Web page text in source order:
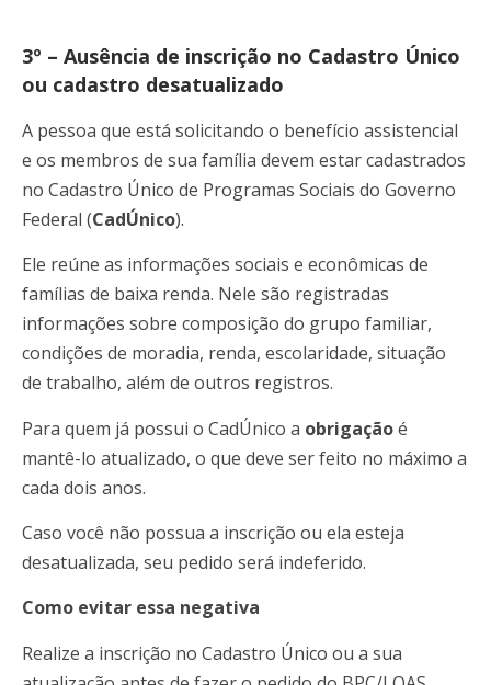
3º – Ausência de inscrição no Cadastro Único
ou cadastro desatualizado
A pessoa que está solicitando o benefício assistencial
e os membros de sua família devem estar cadastrados
no Cadastro Único de Programas Sociais do Governo
Federal (CadÚnico).
Ele reúne as informações sociais e econômicas de
famílias de baixa renda. Nele são registradas
informações sobre composição do grupo familiar,
condições de moradia, renda, escolaridade, situação
de trabalho, além de outros registros.
Para quem já possui o CadÚnico a obrigaçãoé
mantê-lo atualizado, o que deve ser feito no máximo a
cada dois anos.
Caso você não possua a inscrição ou ela esteja
desatualizada, seu pedido será indeferido.
Como evitar essa negativa
Realize a inscrição no Cadastro Único ou a sua